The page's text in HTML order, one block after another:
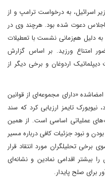
اسرائیل، به درخواست ترامپ و از
دعوت شده بود. هرچند وی در
به دلیل هم‌زمانی نشست با تعطیلات
امتناع ورزید. بر اساس گزارش
دیپلماتیک اردوغان و برخی دیگر از
«دارای مجموعه‌ای از قوانین
تایمز ارزیابی کرد که سند
عملیاتی اساسی است. از همین
و نبود جزئیات کافی درباره مسیر
برخی تحلیلگران مورد انتقاد قرار
بیشتر اقدامی نمادین و نشانه‌ای
برای صلح پایدار.